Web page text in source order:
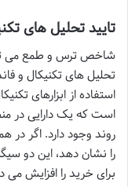
تایید تحلیل های
شاخص ترس و طمع می
تحلیل های تکنیکال و
است که یک دارایی در
روند وجود دارد. اگر
را نشان دهد، این دو
برای خرید را افزایش می